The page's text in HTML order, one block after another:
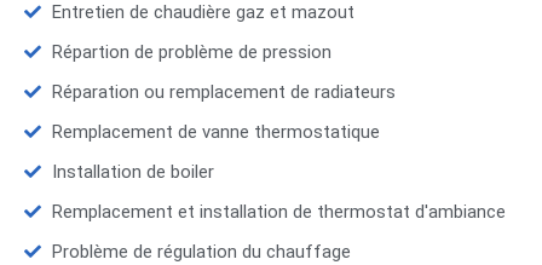
Entretien de chaudière gaz et mazout
Répartion de problème de pression
Réparation ou remplacement de radiateurs
Remplacement de vanne thermostatique
Installation de boiler
Remplacement et installation de thermostat d'ambiance
Problème de régulation du chauffage